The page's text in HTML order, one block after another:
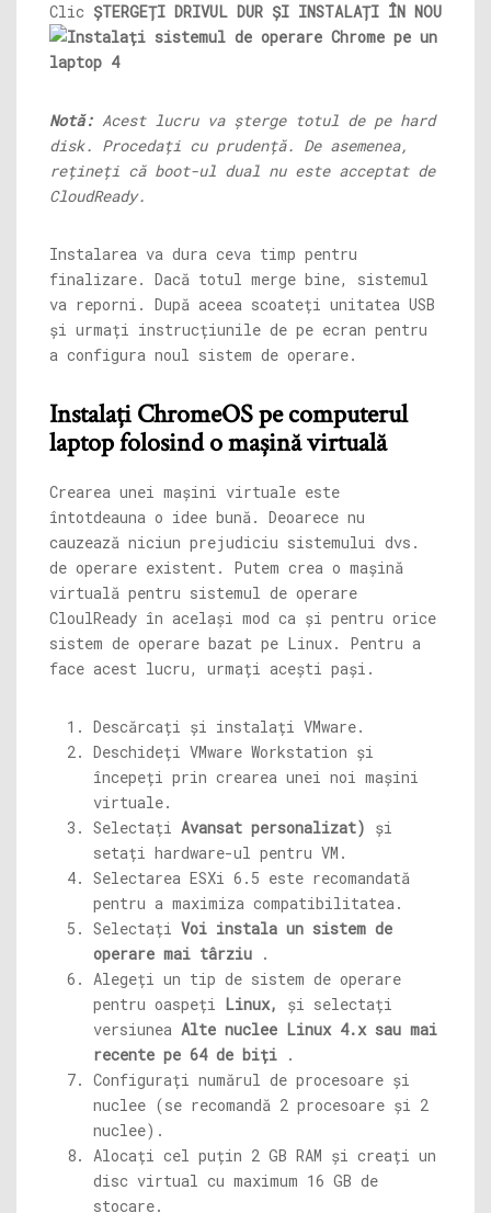
Clic ȘTERGEȚI DRIVUL DUR ȘI INSTALAȚI ÎN NOU
Notă: Acest lucru va șterge totul de pe hard
disk. Procedați cu prudență. De asemenea,
rețineți că boot-ul dual nu este acceptat de
CloudReady.
Instalarea va dura ceva timp pentru
finalizare. Dacă totul merge bine, sistemul
va reporni. După aceea scoateți unitatea USB
și urmați instrucțiunile de pe ecran pentru
a configura noul sistem de operare.
Instalați ChromeOS pe computerul
laptop folosind o mașină virtuală
Crearea unei mașini virtuale este
întotdeauna o idee bună. Deoarece nu
cauzează niciun prejudiciu sistemului dvs.
de operare existent. Putem crea o mașină
virtuală pentru sistemul de operare
CloulReady în același mod ca și pentru orice
sistem de operare bazat pe Linux. Pentru a
face acest lucru, urmați acești pași.
Descărcați și instalați VMware.
Deschideți VMware Workstation și
începeți prin crearea unei noi mașini
virtuale.
Selectați Avansat personalizat) și
setați hardware-ul pentru VM.
Selectarea ESXi 6.5 este recomandată
pentru a maximiza compatibilitatea.
Selectați Voi instala un sistem de
operare mai târziu .
Alegeți un tip de sistem de operare
pentru oaspeți Linux,
și selectați
versiunea Alte nuclee Linux 4.x sau mai
recente pe 64 de biți .
Configurați numărul de procesoare și
nuclee (se recomandă 2 procesoare și 2
nuclee).
Alocați cel puțin 2 GB RAM și creați un
disc virtual cu maximum 16 GB de
stocare.